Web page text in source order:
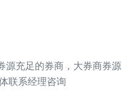
源充足的券商，大券商券源
联系经理咨询